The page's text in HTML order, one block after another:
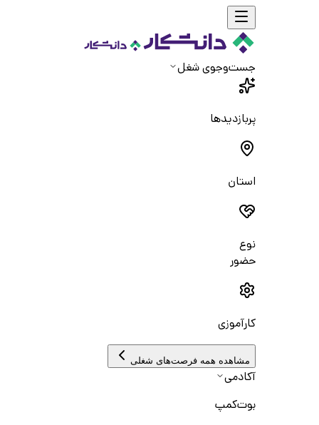
جست‌و‌جوی شغل
پربازدیدها
استان
نوع
حضور
کارآموزی
مشاهده همه فرصت‌های شغلی
آکادمی
بوت‌کمپ